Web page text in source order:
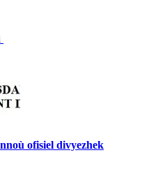
ofisiel divyezhek